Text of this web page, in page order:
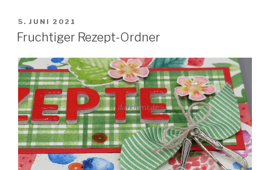
VERÖFFENTLICHT
AM
5. JUNI 2021
Fruchtiger Rezept-Ordner